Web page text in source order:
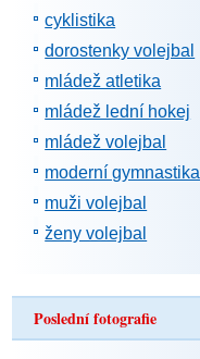
cyklistika
dorostenky volejbal
mládež atletika
mládež lední hokej
mládež volejbal
moderní gymnastika
muži volejbal
ženy volejbal
Poslední fotografie